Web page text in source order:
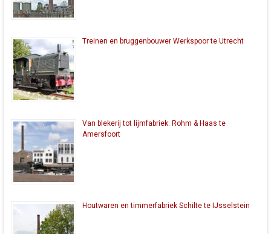
Treinen en bruggenbouwer Werkspoor te Utrecht
Van blekerij tot lijmfabriek: Rohm & Haas te
Amersfoort
Houtwaren en timmerfabriek Schilte te IJsselstein